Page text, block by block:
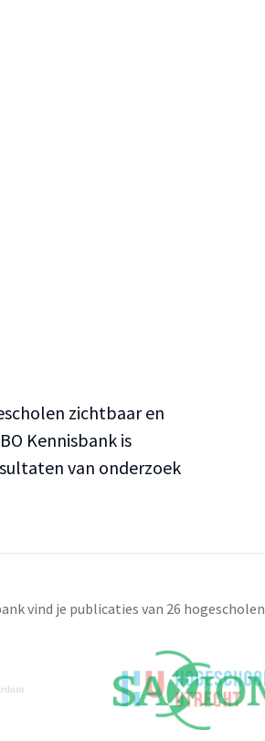
zichtbaar en
Kennisbank is
van onderzoek
vind je publicaties van 26 hogescholen